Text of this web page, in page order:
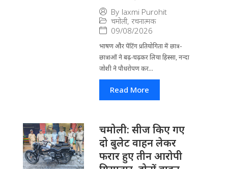
By laxmi Purohit
चमोली, रचनात्मक
09/08/2026
भाषण और पेंटिंग प्रतियोगिता में छात्र-
छात्राओं ने बढ़-चढ़कर लिया हिस्सा, नन्दा
जोशी ने पौधरोपण कर...
Read More
चमोली: सीज किए गए
दो बुलेट वाहन लेकर
फरार हुए तीन आरोपी